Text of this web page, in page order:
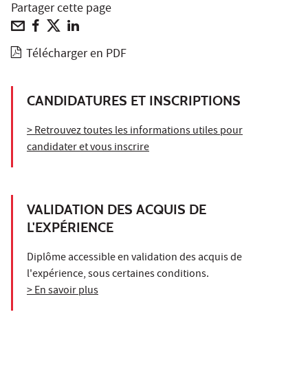
Partager cette page
Télécharger en PDF
CANDIDATURES ET INSCRIPTIONS
> Retrouvez toutes les informations utiles pour
candidater et vous inscrire
VALIDATION DES ACQUIS DE
L'EXPÉRIENCE
Diplôme accessible en validation des acquis de
l'expérience, sous certaines conditions.
> En savoir plus